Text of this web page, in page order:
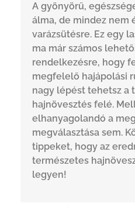
A gyönyörű,
álma, de mindez nem
varázsütésre. Ez egy
ma már számos
rendelkezésre, hogy
megfelelő hajápolási
nagy lépést tehetsz a
hajnövesztés felé.
elhanyagolandó a
megválasztása sem.
tippeket, hogy az
természetes
legyen!